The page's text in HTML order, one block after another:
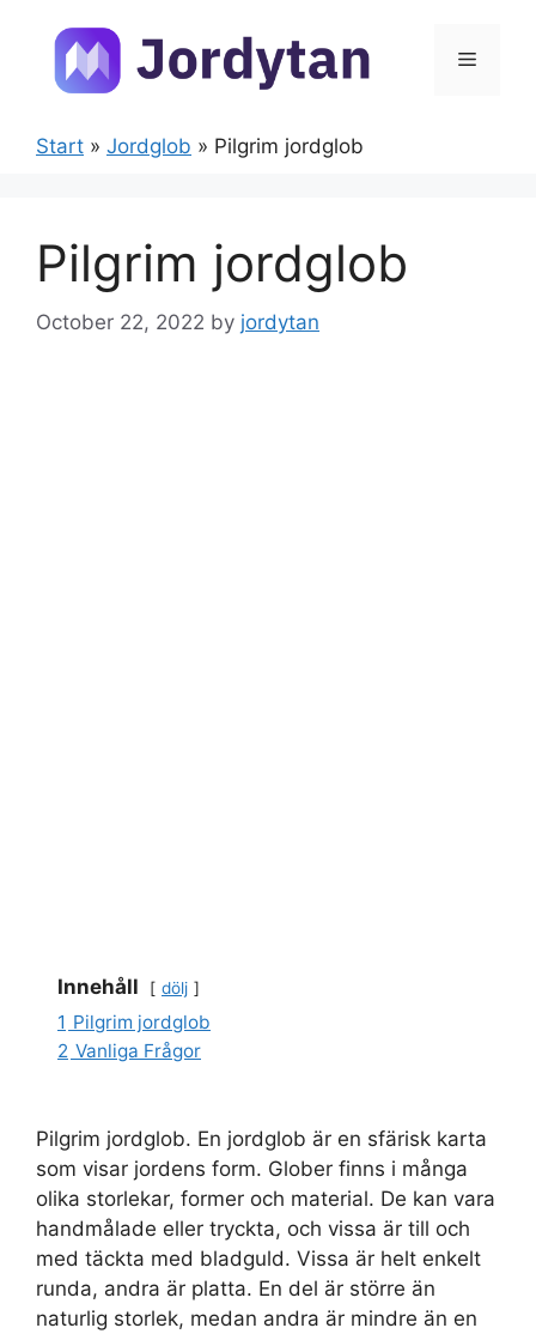
content
Menu
Start » Jordglob » Pilgrim jordglob
Pilgrim jordglob
October 22, 2022 by jordytan
Innehåll dölj
1 Pilgrim jordglob
2 Vanliga Frågor
Pilgrim jordglob. En jordglob är en sfärisk karta
som visar jordens form. Glober finns i många
olika storlekar, former och material. De kan vara
handmålade eller tryckta, och vissa är till och
med täckta med bladguld. Vissa är helt enkelt
runda, andra är platta. En del är större än
naturlig storlek, medan andra är mindre än en